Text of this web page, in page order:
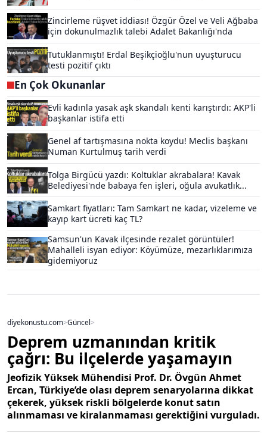
Zincirleme rüşvet iddiası! Özgür Özel ve Veli Ağbaba
için dokunulmazlık talebi Adalet Bakanlığı'nda
Tutuklanmıştı! Erdal Beşikçioğlu'nun uyuşturucu
testi pozitif çıktı
En Çok Okunanlar
Evli kadınla yasak aşk skandalı kenti karıştırdı: AKP'li
başkanlar istifa etti
Genel af tartışmasına nokta koydu! Meclis başkanı
Numan Kurtulmuş tarih verdi
Tolga Birgücü yazdı: Koltuklar akrabalara! Kavak
Belediyesi'nde babaya fen işleri, oğula avukatlık...
Samkart fiyatları: Tam Samkart ne kadar, vizeleme ve
kayıp kart ücreti kaç TL?
Samsun'un Kavak ilçesinde rezalet görüntüler!
Mahalleli isyan ediyor: Köyümüze, mezarlıklarımıza
gidemiyoruz
diyekonustu.com>Güncel>
Deprem uzmanından kritik
çağrı: Bu ilçelerde yaşamayın
Jeofizik Yüksek Mühendisi Prof. Dr. Övgün Ahmet
Ercan, Türkiye’de olası deprem senaryolarına dikkat
çekerek, yüksek riskli bölgelerde konut satın
alınmaması ve kiralanmaması gerektiğini vurguladı.